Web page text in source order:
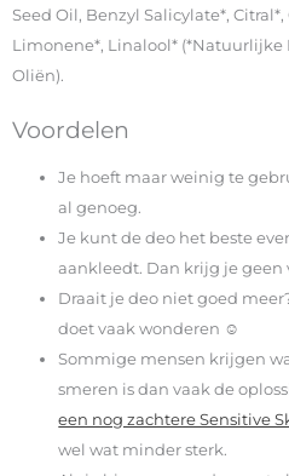
Seed Oil, Benzyl Salicylate*,
Limonene*, Linalool* (*Natuurlijke
Oliën).
Voordelen
Je hoeft maar weinig te
al genoeg.
Je kunt de deo het beste
aankleedt. Dan krijg je
Draait je deo niet goed
doet vaak wonderen ☺
Sommige mensen krijgen
smeren is dan vaak de
een nog zachtere Sensitive
wel wat minder sterk.